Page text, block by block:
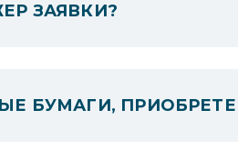
ЗАЯВКИ?
БУМАГИ,